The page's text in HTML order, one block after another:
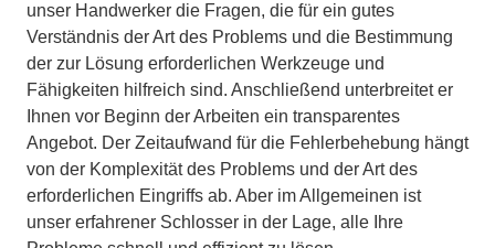
unser Handwerker die Fragen, die für ein gutes
Verständnis der Art des Problems und die Bestimmung
der zur Lösung erforderlichen Werkzeuge und
Fähigkeiten hilfreich sind. Anschließend unterbreitet er
Ihnen vor Beginn der Arbeiten ein transparentes
Angebot. Der Zeitaufwand für die Fehlerbehebung hängt
von der Komplexität des Problems und der Art des
erforderlichen Eingriffs ab. Aber im Allgemeinen ist
unser erfahrener Schlosser in der Lage, alle Ihre